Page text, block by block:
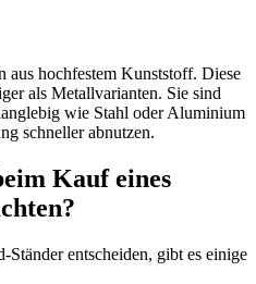
aus hochfestem Kunststoff. Diese
als Metallvarianten. Sie sind
wie Stahl oder Aluminium
schneller abnutzen.
Kauf eines
entscheiden, gibt es einige